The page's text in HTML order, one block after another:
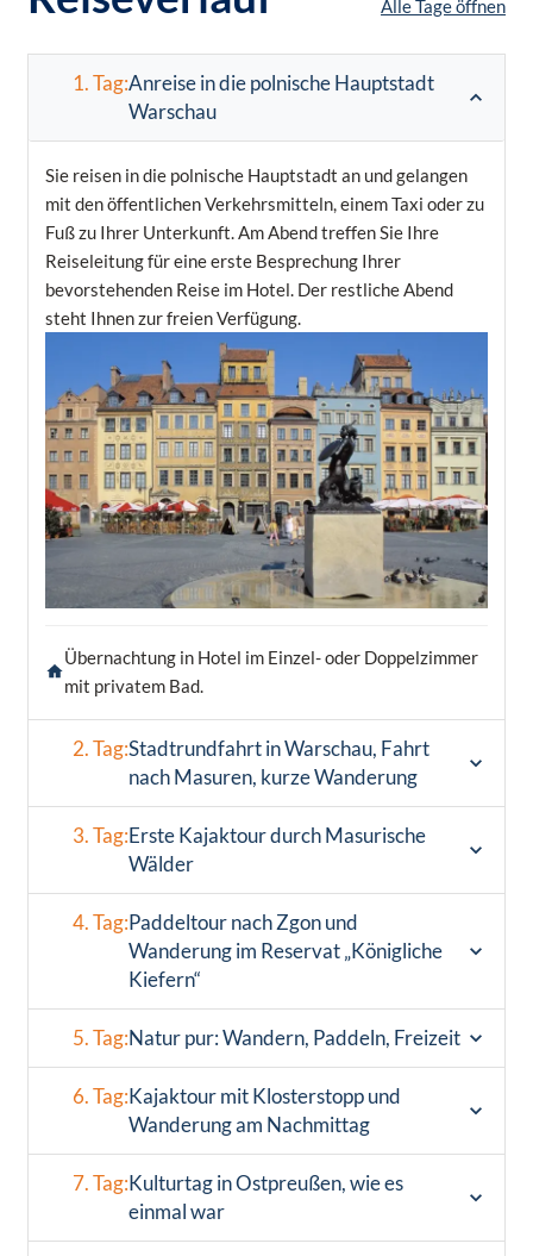
Alle Tage öffnen
1. Tag:Anreise in die polnische Hauptstadt
Warschau
Sie reisen in die polnische Hauptstadt an und gelangen
mit den öffentlichen Verkehrsmitteln, einem Taxi oder zu
Fuß zu Ihrer Unterkunft. Am Abend treffen Sie Ihre
Reiseleitung für eine erste Besprechung Ihrer
bevorstehenden Reise im Hotel. Der restliche Abend
steht Ihnen zur freien Verfügung.
Übernachtung in Hotel im Einzel- oder Doppelzimmer
mit privatem Bad.
2. Tag:Stadtrundfahrt in Warschau, Fahrt
nach Masuren, kurze Wanderung
3. Tag:Erste Kajaktour durch Masurische
Wälder
4. Tag:Paddeltour nach Zgon und
Wanderung im Reservat „Königliche
Kiefern“
5. Tag:Natur pur: Wandern, Paddeln, Freizeit
6. Tag:Kajaktour mit Klosterstopp und
Wanderung am Nachmittag
7. Tag:Kulturtag in Ostpreußen, wie es
einmal war